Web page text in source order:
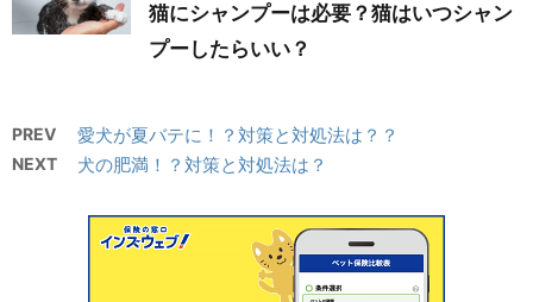
猫にシャンプーは必要？猫はいつシャン
プーしたらいい？
PREV 愛犬が夏バテに！？対策と対処法は？？
NEXT 犬の肥満！？対策と対処法は？